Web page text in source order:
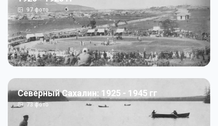
97 фото
Северный Сахалин: 1925 - 1945 гг
73фото